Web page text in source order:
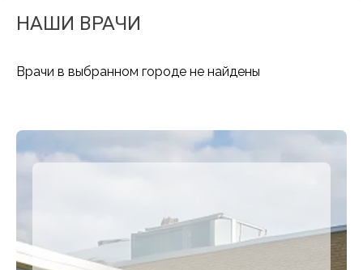
НАШИ ВРАЧИ
Врачи в выбранном городе не найдены